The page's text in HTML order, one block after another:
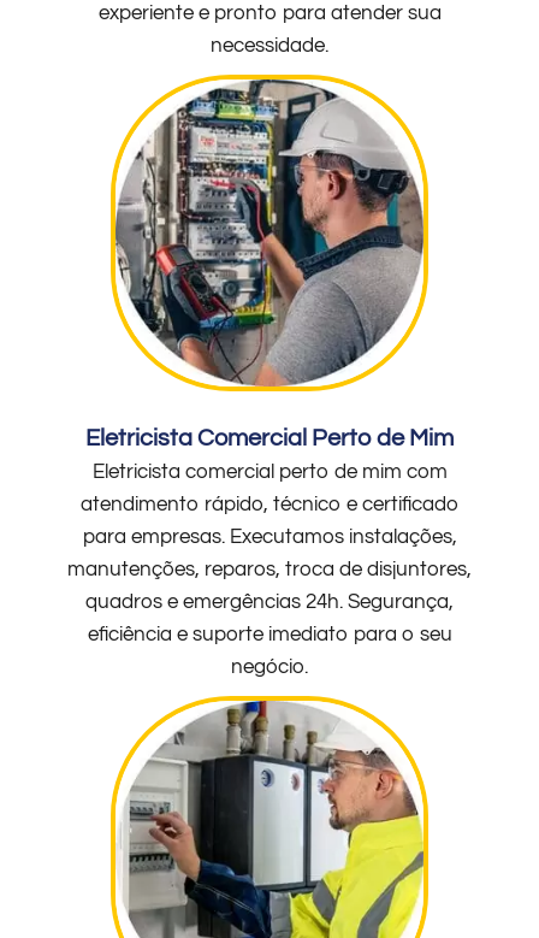
experiente e pronto para atender sua
necessidade.
Eletricista Comercial Perto de Mim
Eletricista comercial perto de mim com
atendimento rápido, técnico e certificado
para empresas. Executamos instalações,
manutenções, reparos, troca de disjuntores,
quadros e emergências 24h. Segurança,
eficiência e suporte imediato para o seu
negócio.